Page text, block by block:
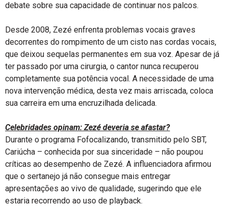
debate sobre sua capacidade de continuar nos palcos.
Desde 2008, Zezé enfrenta problemas vocais graves
decorrentes do rompimento de um cisto nas cordas vocais,
que deixou sequelas permanentes em sua voz. Apesar de já
ter passado por uma cirurgia, o cantor nunca recuperou
completamente sua potência vocal. A necessidade de uma
nova intervenção médica, desta vez mais arriscada, coloca
sua carreira em uma encruzilhada delicada.
Celebridades opinam: Zezé deveria se afastar?
Durante o programa Fofocalizando, transmitido pelo SBT,
Cariúcha – conhecida por sua sinceridade – não poupou
críticas ao desempenho de Zezé. A influenciadora afirmou
que o sertanejo já não consegue mais entregar
apresentações ao vivo de qualidade, sugerindo que ele
estaria recorrendo ao uso de playback.